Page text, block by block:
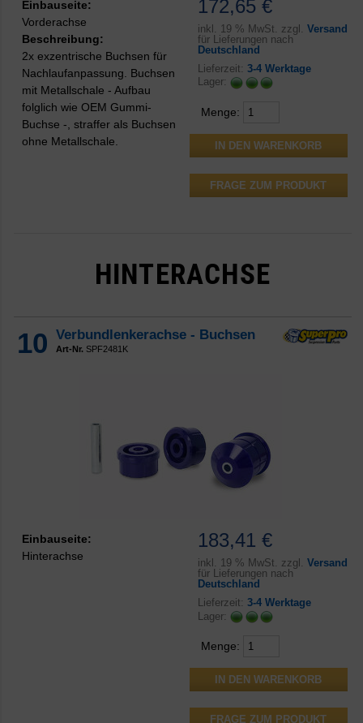
172,65 €
inkl. 19 % MwSt. zzgl. Versand
für Lieferungen nach
Deutschland
Lieferzeit: 3-4 Werktage
Lager:
Menge:
FRAGE ZUM PRODUKT
Einbauseite:
Vorderachse
Beschreibung:
2x exzentrische Buchsen für
Nachlaufanpassung. Buchsen
mit Metallschale - Aufbau
folglich wie OEM Gummi-
Buchse -, straffer als Buchsen
ohne Metallschale.
HINTERACHSE
10 Verbundlenkerachse - Buchsen
Art-Nr. SPF2481K
183,41 €
inkl. 19 % MwSt. zzgl. Versand
für Lieferungen nach
Deutschland
Lieferzeit: 3-4 Werktage
Lager:
Menge:
FRAGE ZUM PRODUKT
Einbauseite:
Hinterachse